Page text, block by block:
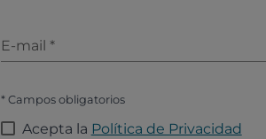
E-mail *
* Campos obligatorios
Acepta la Política de Privacidad